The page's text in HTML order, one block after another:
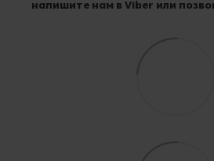
напишите нам в Viber или